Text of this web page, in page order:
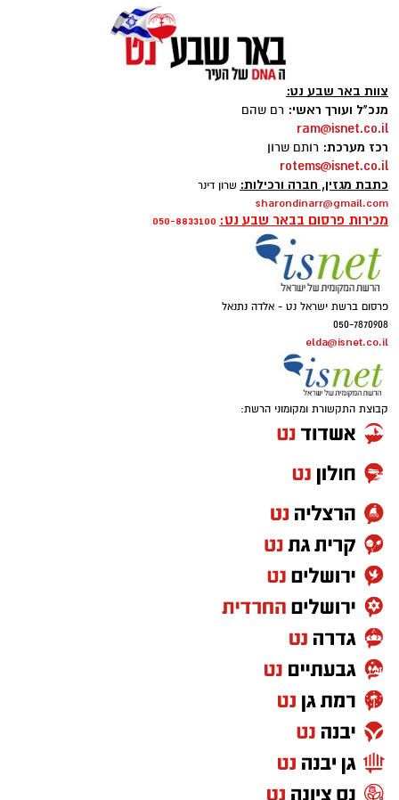
צוות באר שבע נט:
מנכ"ל ועורך ראשי: רם שהם
ram@isnet.co.il
רכז מערכת: רותם שרון
rotems@isnet.co.il
כתבת מגזין, חברה ורכילות: שרון דינר
sharondinarr@gmail.com
מכירות פרסום בבאר שבע נט: 050-8833100
פרסום ברשת ישראל נט - אלדה נתנאל
050-7870908
elda@isnet.co.il
קבוצת התקשורת ומקומוני הרשת: